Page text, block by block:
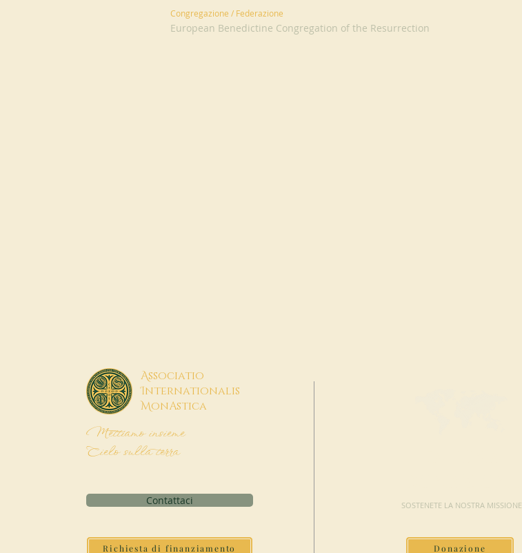
Congregazione / Federazione
European Benedictine Congregation of the Resurrection
Associatio
Internationalis
MonAstica
Mettiamo insieme
Cielo sulla terra
Contattaci
Richiesta di finanziamento
SOSTENETE LA NOSTRA MISSIONE
Donazione